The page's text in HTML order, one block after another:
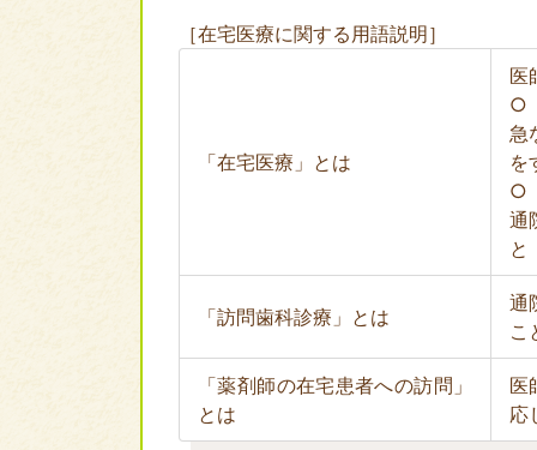
［在宅医療に関する用語説明］
「在宅医療」とは
医
○
急
を
○
通
と
「訪問歯科診療」とは
通
こ
「薬剤師の在宅患者への訪問」
とは
医
応